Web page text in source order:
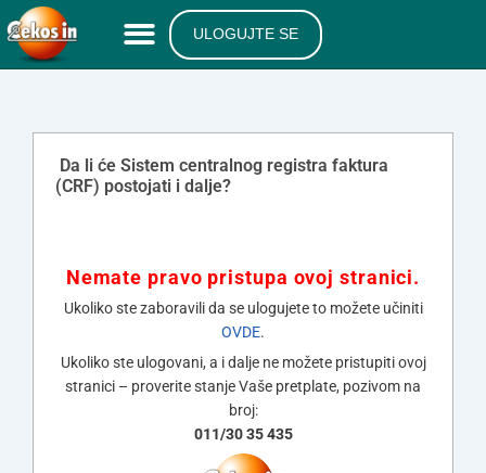
ULOGUJTE SE
Da li će Sistem centralnog registra faktura
(CRF) postojati i dalje?
Nemate pravo pristupa ovoj stranici.
Ukoliko ste zaboravili da se ulogujete to možete učiniti
OVDE.
Ukoliko ste ulogovani, a i dalje ne možete pristupiti ovoj
stranici – proverite stanje Vaše pretplate, pozivom na
broj:
011/30 35 435